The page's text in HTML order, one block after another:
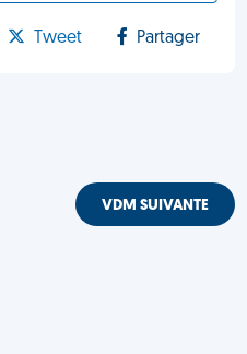
Tweet Partager
VDM SUIVANTE